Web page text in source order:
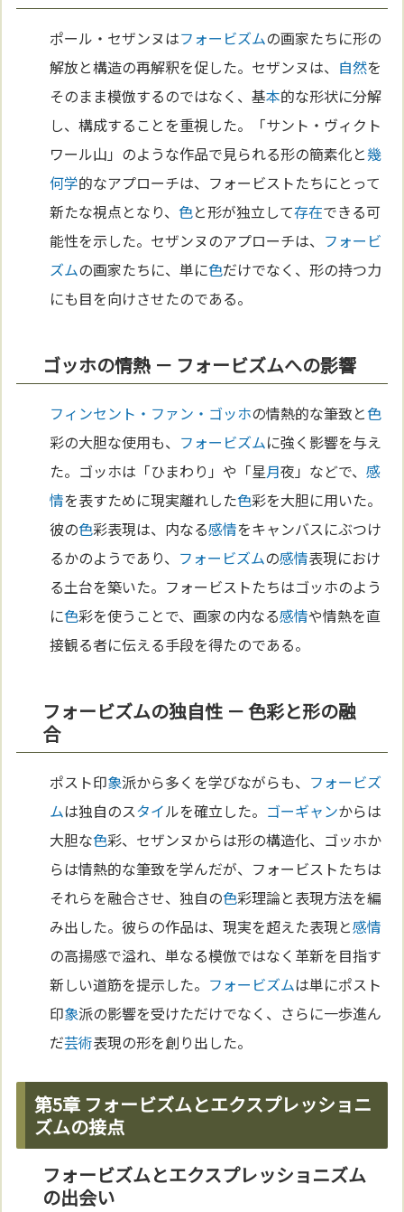
ポール・セザンヌはフォービズムの画家たちに形の
解放と構造の再解釈を促した。セザンヌは、 自然を
そのまま模倣するのではなく、基本的な形状に分解
し、構成することを重視した。「サント・ヴィクト
ワール山」のような作品で見られる形の簡素化と幾
何学的なアプローチは、フォービストたちにとって
新たな視点となり、色と形が独立して存在できる可
能性を示した。セザンヌのアプローチは、 フォービ
ズムの画家たちに、単に色だけでなく、形の持つ力
にも目を向けさせたのである。
ゴッホの情熱 － フォービズムへの影響
フィンセント・ファン・ゴッホの情熱的な筆致と色
彩の大胆な使用も、 フォービズムに強く影響を与え
た。ゴッホは「ひまわり」や「星月夜」などで、感
情を表すために現実離れした色彩を大胆に用いた。
彼の色彩表現は、内なる感情をキャンバスにぶつけ
るかのようであり、 フォービズムの感情表現におけ
る土台を築いた。フォービストたちはゴッホのよう
に色彩を使うことで、画家の内なる感情や情熱を直
接観る者に伝える手段を得たのである。
フォービズムの独自性 － 色彩と形の融
合
ポスト印象派から多くを学びながらも、 フォービズ
ムは独自のスタイルを確立した。 ゴーギャンからは
大胆な色彩、セザンヌからは形の構造化、ゴッホか
らは情熱的な筆致を学んだが、フォービストたちは
それらを融合させ、独自の色彩理論と表現方法を編
み出した。彼らの作品は、現実を超えた表現と感情
の高揚感で溢れ、単なる模倣ではなく革新を目指す
新しい道筋を提示した。 フォービズムは単にポスト
印象派の影響を受けただけでなく、さらに一歩進ん
だ芸術表現の形を創り出した。
第5章 フォービズムとエクスプレッショニ
ズムの接点
フォービズムとエクスプレッショニズム
の出会い